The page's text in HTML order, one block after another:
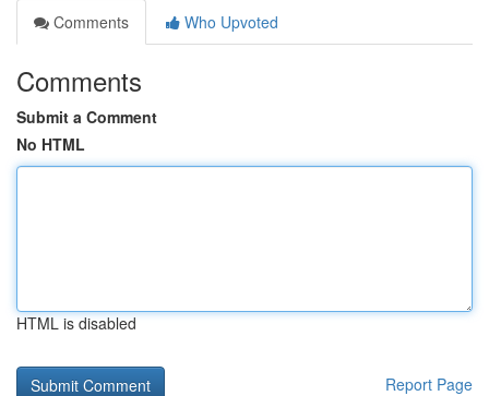
Comments
Who Upvoted
Comments
Submit a Comment
No HTML
HTML is disabled
Report Page